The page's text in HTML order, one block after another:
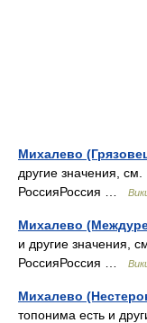
Михалево
другие значения,
РоссияРоссия …
Михалево
и другие значения,
РоссияРоссия …
Михалево
топонима есть и